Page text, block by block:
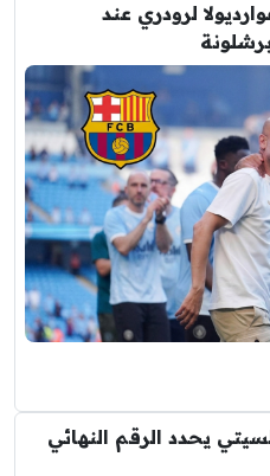
لرودري عند
يحدد الرقم النهائي